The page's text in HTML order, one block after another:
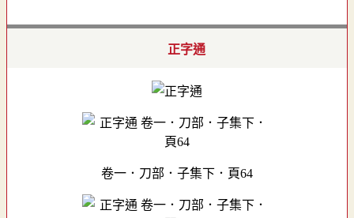
正字通
卷一．刀部．子集下．頁64